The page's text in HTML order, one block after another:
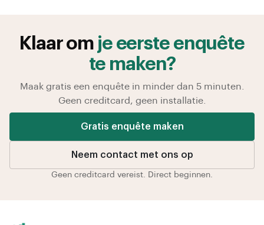
Klaar om je eerste enquête
te maken?
Maak gratis een enquête in minder dan 5 minuten.
Geen creditcard, geen installatie.
Gratis enquête maken
Neem contact met ons op
Geen creditcard vereist. Direct beginnen.